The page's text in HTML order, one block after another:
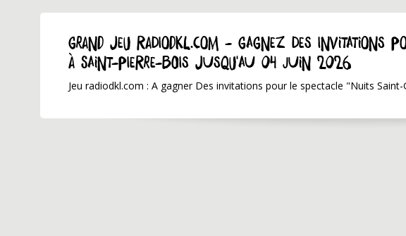
GRAND JEU radiodkl.com - Gagnez des
à Saint-Pierre-Bois jusqu'au 04 juin 2026
Jeu radiodkl.com : A gagner Des invitations pour le spectacle "Nuits